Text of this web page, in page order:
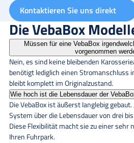
Kontaktieren Sie uns direkt
Die VebaBox
Müssen für eine VebaBox
vorgenommen
Nein, es sind keine bleibenden
benötigt lediglich einen Stromanschluss
bleibt komplett im Originalzustand.
Wie hoch ist die Lebensdauer der
Die VebaBox ist äußerst langlebig
System über die Lebensdauer von drei
Diese Flexibilität macht sie zu einer
Ihren Fuhrpark.